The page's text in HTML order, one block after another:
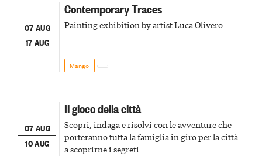
07 AUG
17 AUG
Contemporary Traces
Painting exhibition by artist Luca Olivero
Mango
07 AUG
10 AUG
Il gioco della città
Scopri, indaga e risolvi con le avventure che
porteranno tutta la famiglia in giro per la città
a scoprirne i segreti